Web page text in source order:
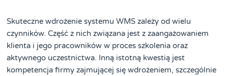
Skuteczne wdrożenie systemu WMS zależy od wielu
czynników. Część z nich związana jest z zaangażowaniem
klienta i jego pracowników w proces szkolenia oraz
aktywnego uczestnictwa. Inną istotną kwestią jest
kompetencja firmy zajmującej się wdrożeniem, szczególnie